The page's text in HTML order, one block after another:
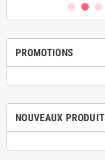
PROMOTIONS
NOUVEAUX